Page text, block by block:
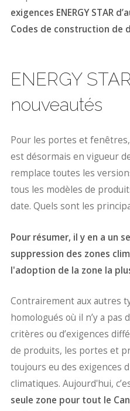
exigences ENERGY STAR
Codes de construction de
ENERGY
nouveautés
Pour les portes et
est désormais en vigueur
remplace toutes les
tous les modèles de
date. Quels sont les
Pour résumer, il y en a un
suppression des zones
l'adoption de la zone la
Contrairement aux autres
homologués où il n’y a pas
critères ou d’exigences
de produits, les portes et
toujours eu des exigences
climatiques. Aujourd'hui,
seule zone pour tout le